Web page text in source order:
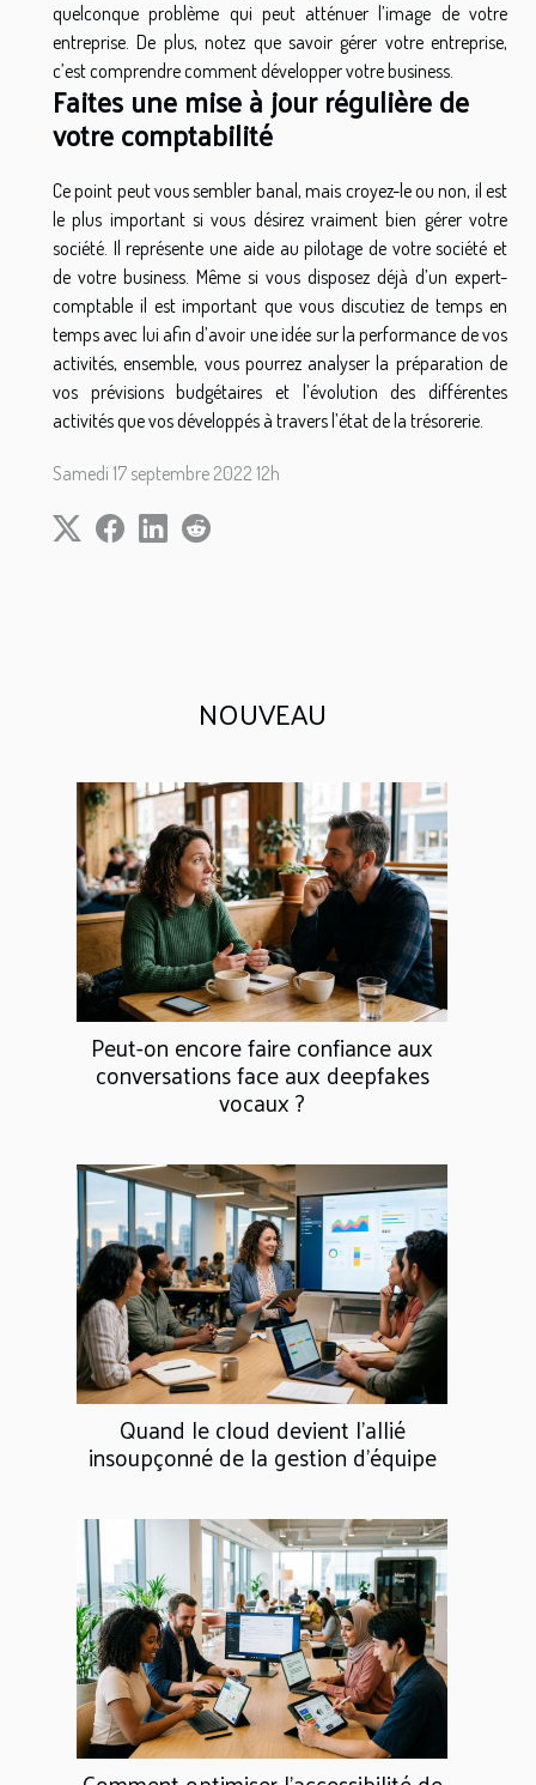
NOUVEAU
Peut-on encore faire confiance aux
conversations face aux deepfakes
vocaux ?
Quand le cloud devient l’allié
insoupçonné de la gestion d’équipe
quelconque problème qui peut atténuer l’image de votre
entreprise. De plus, notez que savoir gérer votre entreprise,
c’est comprendre comment développer votre business.
Faites une mise à jour régulière de
votre comptabilité
Ce point peut vous sembler banal, mais croyez-le ou non, il est
le plus important si vous désirez vraiment bien gérer votre
société. Il représente une aide au pilotage de votre société et
de votre business. Même si vous disposez déjà d’un expert-
comptable il est important que vous discutiez de temps en
temps avec lui afin d’avoir une idée sur la performance de vos
activités, ensemble, vous pourrez analyser la préparation de
vos prévisions budgétaires et l’évolution des différentes
activités que vos développés à travers l’état de la trésorerie.
Samedi 17 septembre 2022 12h